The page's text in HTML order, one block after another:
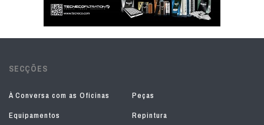
SECÇÕES
À Conversa com as Oficinas
Peças
Equipamentos
Repintura